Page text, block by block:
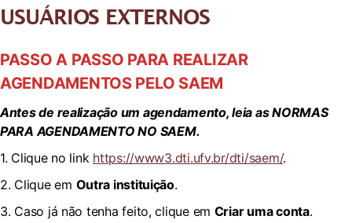
USUÁRIOS EXTERNOS
PASSO A PASSO PARA REALIZAR
AGENDAMENTOS PELO SAEM
Antes de realização um agendamento, leia as NORMAS
PARA AGENDAMENTO NO SAEM.
1. Clique no link https://www3.dti.ufv.br/dti/saem/.
2. Clique em Outra instituição.
3. Caso já não tenha feito, clique em Criar uma conta.